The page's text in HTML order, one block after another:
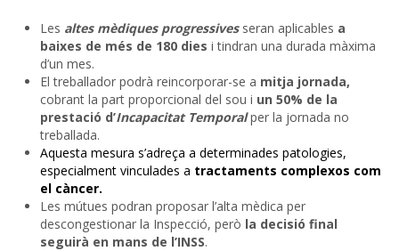
Les altes mèdiques progressives seran aplicables a
baixes de més de 180 dies i tindran una durada màxima
d’un mes.
El treballador podrà reincorporar-se a mitja jornada,
cobrant la part proporcional del sou i un 50% de la
prestació d’Incapacitat Temporalper la jornada no
treballada.
Aquesta mesura s’adreça a determinades patologies,
especialment vinculades a tractaments complexos com
el càncer.
Les mútues podran proposar l’alta mèdica per
descongestionar la Inspecció, però la decisió final
seguirà en mans de l’INSS.